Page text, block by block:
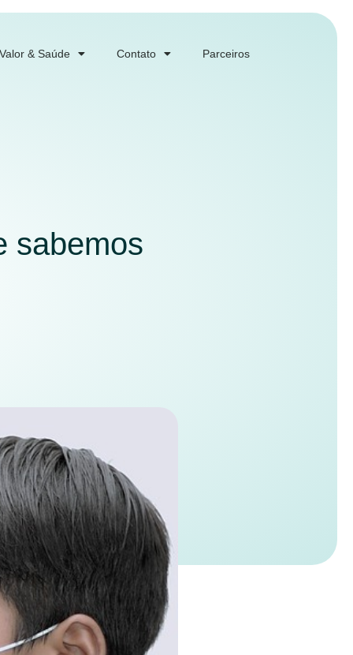
& Saúde Contato Parceiros
sabemos